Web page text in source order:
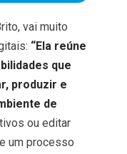
vai muito
“Ela reúne
que
produzir e
de
ou editar
um processo